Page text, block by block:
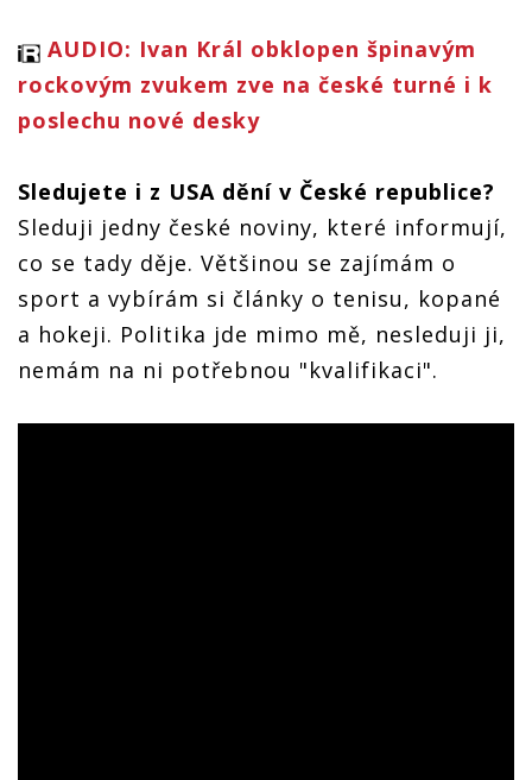
AUDIO: Ivan Král obklopen špinavým
rockovým zvukem zve na české turné i k
poslechu nové desky
Sledujete i z USA dění v České republice?
Sleduji jedny české noviny, které informují,
co se tady děje. Většinou se zajímám o
sport a vybírám si články o tenisu, kopané
a hokeji. Politika jde mimo mě, nesleduji ji,
nemám na ni potřebnou "kvalifikaci".